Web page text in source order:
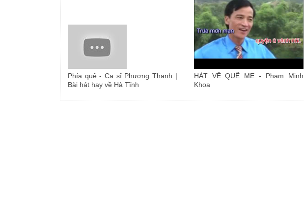
Phía quê - Ca sĩ Phương Thanh |
Bài hát hay về Hà Tĩnh
HÁT VỀ QUÊ MẸ - Phạm Minh
Khoa